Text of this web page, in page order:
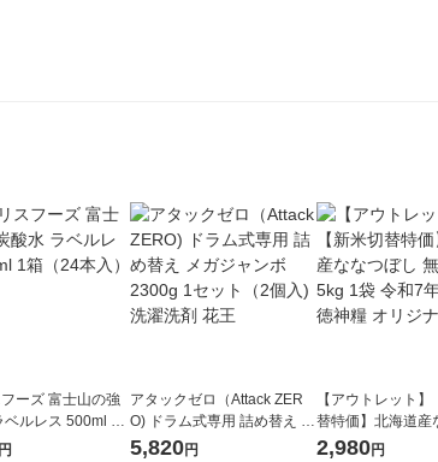
ーズ 富士山の強
ベルレス 500ml 1
）
円
アタックゼロ（Attack ZER
O) ドラム式専用 詰め替え メ
ガジャンボ 2300g 1セット
5,820円
【アウトレット】
替特価】北海道産
し 無洗米 5kg 1袋
2,980円